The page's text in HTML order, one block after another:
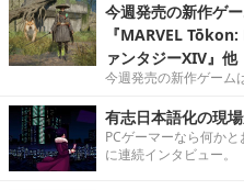
今週発売の新作ゲ
『MARVEL
ァンタジーXIV』他
今週発売の新作ゲーム
有志日本語化の現
PCゲーマーなら何か
に連続インタビュー。